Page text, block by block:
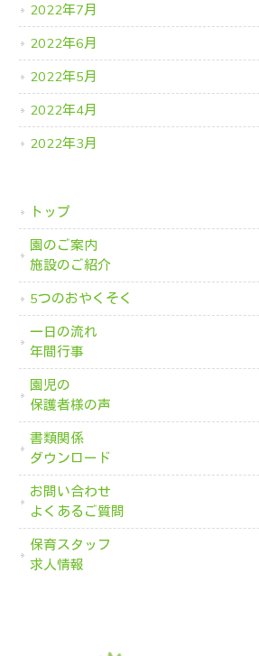
2022年7月
2022年6月
2022年5月
2022年4月
2022年3月
トップ
園のご案内
施設のご紹介
5つのおやくそく
一日の流れ
年間行事
園児の
保護者様の声
書類関係
ダウンロード
お問い合わせ
よくあるご質問
保育スタッフ
求人情報